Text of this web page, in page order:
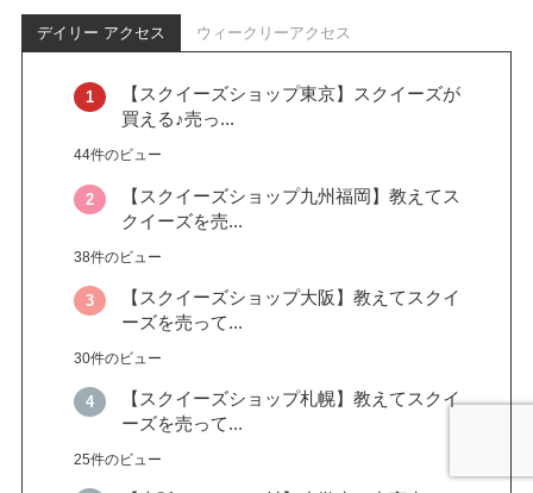
デイリー アクセス ウィークリーアクセス
【スクイーズショップ東京】スクイーズが
買える♪売っ...
44件のビュー
【スクイーズショップ九州福岡】教えてス
クイーズを売...
38件のビュー
【スクイーズショップ大阪】教えてスクイ
ーズを売って...
30件のビュー
【スクイーズショップ札幌】教えてスクイ
ーズを売って...
25件のビュー